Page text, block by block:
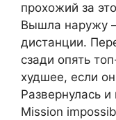
прохожий за
Вышла наружу
дистанции.
сзади опять
худшее, если
Развернулась
Mission